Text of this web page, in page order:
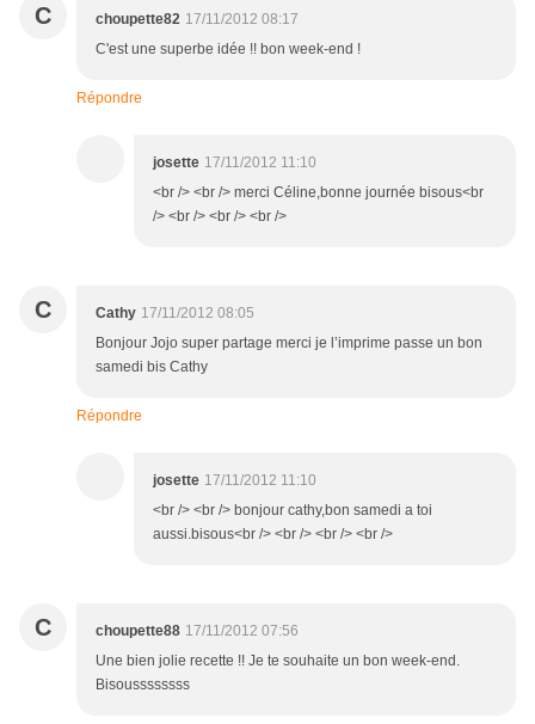
C choupette82 17/11/2012 08:17
C'est une superbe idée !! bon week-end !
Répondre
josette 17/11/2012 11:10
<br /> <br /> merci Céline,bonne journée bisous<br
/> <br /> <br /> <br />
C Cathy 17/11/2012 08:05
Bonjour Jojo super partage merci je l’imprime passe un bon
samedi bis Cathy
Répondre
josette 17/11/2012 11:10
<br /> <br /> bonjour cathy,bon samedi a toi
aussi.bisous<br /> <br /> <br /> <br />
C choupette88 17/11/2012 07:56
Une bien jolie recette !! Je te souhaite un bon week-end.
Bisoussssssss